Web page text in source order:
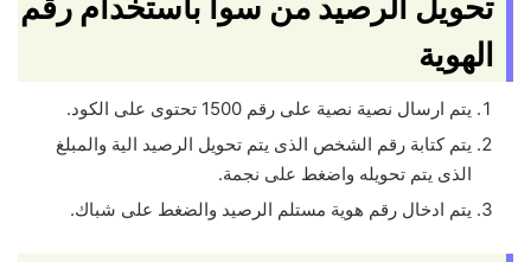
الهوية
يتم ارسال نصية نصية على رقم 1500 تحتوى على الكود.
يتم كتابة رقم الشخص الذى يتم تحويل الرصيد الية والمبلغ
الذى يتم تحويله واضغط على نجمة.
يتم ادخال رقم هوية مستلم الرصيد والضغط على شباك.